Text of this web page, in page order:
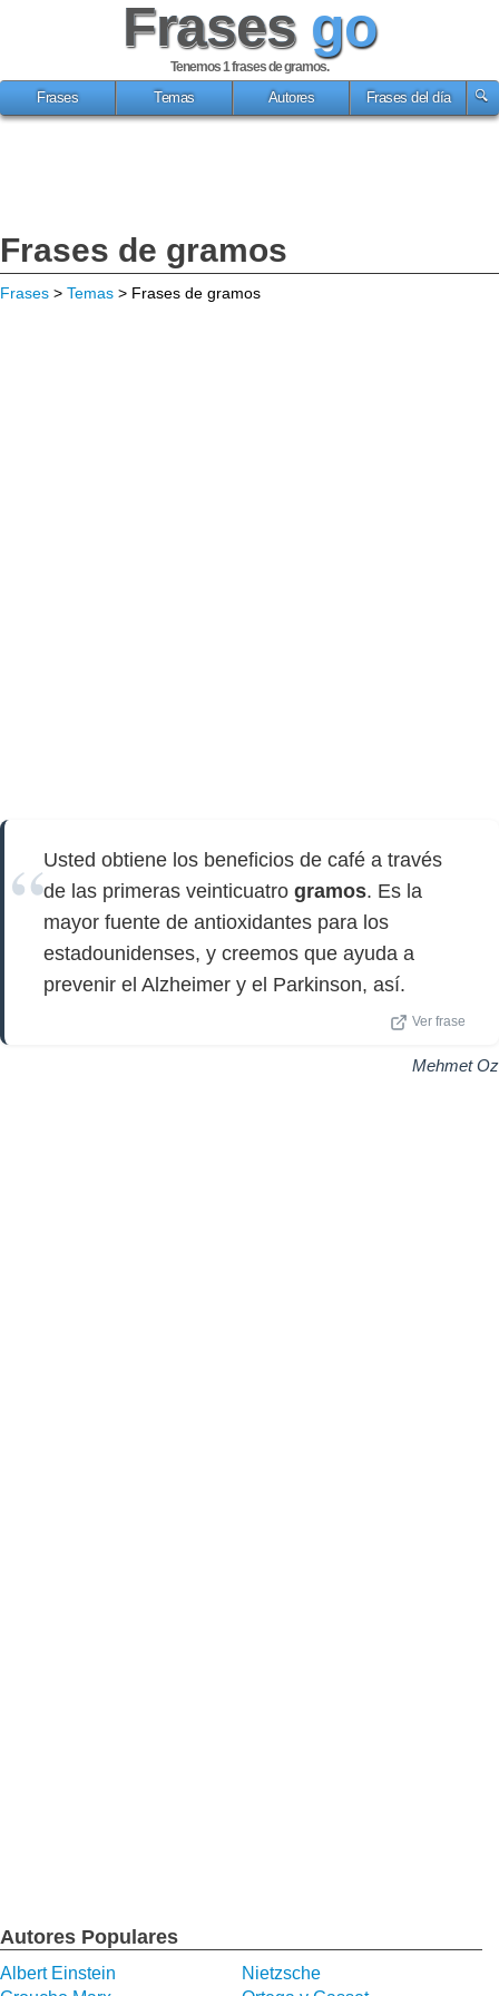
Frases go
Tenemos 1frases de gramos.
Frases
Temas Autores Frases del día
Frases de gramos
Frases > Temas > Frases de gramos
Usted obtiene los beneficios de café a través
de las primeras veinticuatro gramos. Es la
mayor fuente de antioxidantes para los
estadounidenses, y creemos que ayuda a
prevenir el Alzheimer y el Parkinson, así.
Ver frase
Mehmet Oz
Autores Populares
Albert Einstein
Nietzsche